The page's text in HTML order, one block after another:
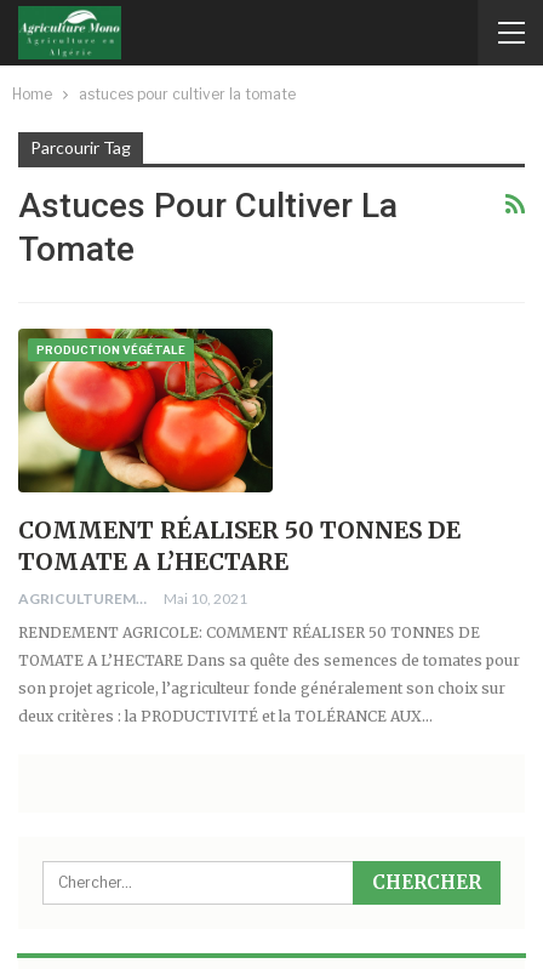
Home astuces pour cultiver la tomate
Parcourir Tag
Astuces Pour Cultiver La
Tomate
PRODUCTION VÉGÉTALE
COMMENT RÉALISER 50 TONNES DE
TOMATE A L’HECTARE
AGRICULTUREMONO
Mai 10, 2021
RENDEMENT AGRICOLE: COMMENT RÉALISER 50 TONNES DE
TOMATE A L’HECTARE Dans sa quête des semences de tomates pour
son projet agricole, l’agriculteur fonde généralement son choix sur
deux critères : la PRODUCTIVITÉ et la TOLÉRANCE AUX…